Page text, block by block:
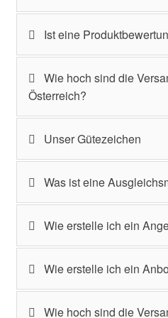
Ist eine
Wie hoch sind die
Österreich?
Unser Gütezeichen
Was ist eine
Wie erstelle ich ein
Wie erstelle ich ein
Wie hoch sind die